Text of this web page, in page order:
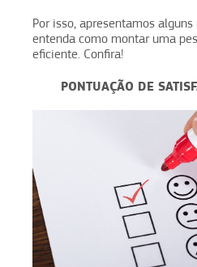
Por isso, apresentamos
entenda como montar uma
eficiente. Confira!
PONTUAÇÃO DE